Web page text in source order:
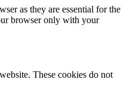
as they are essential for the
browser only with your
These cookies do not